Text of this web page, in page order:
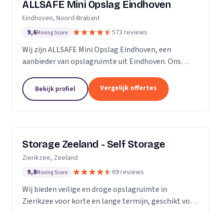
ALLSAFE Mini Opslag Eindhoven
Eindhoven, Noord-Brabant
9,6Moving Score 573 reviews
Wij zijn ALLSAFE Mini Opslag Eindhoven, een
aanbieder van opslagruimte uit Eindhoven. Ons
Bekijk profiel Vergelijk offertes
Storage Zeeland - Self Storage
Zierikzee, Zeeland
9,8Moving Score 69 reviews
Wij bieden veilige en droge opslagruimte in
Zierikzee voor korte en lange termijn, geschikt voor